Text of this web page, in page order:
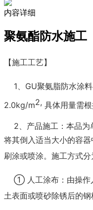
内容详细
聚氨酯防水施工
【施工工艺】
1、GU聚氨脂防水涂料
2.0kg/m2, 具体用量需根
2、产品施工： 本品为
将其倒入适当大小的容
刷涂或喷涂。施工方式分
① 人工涂布：由操作
土表面或喷砂除锈后的钢